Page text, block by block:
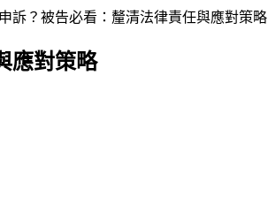
訴？被告必看：釐清法律責任與應對策略
應對策略